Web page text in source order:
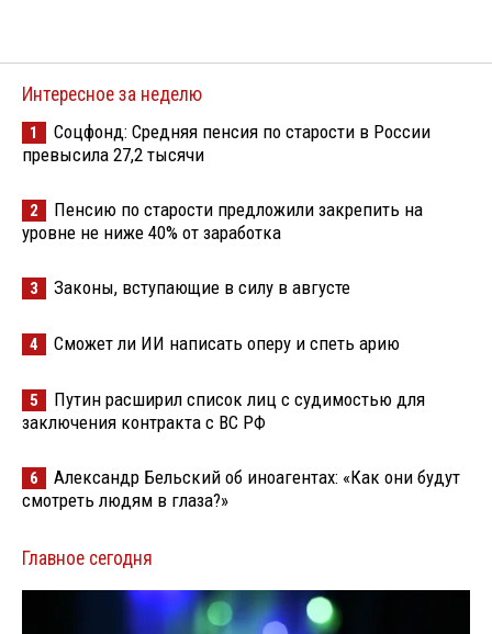
Интересное за неделю
1
Соцфонд: Средняя пенсия по старости в России
превысила 27,2 тысячи
2
Пенсию по старости предложили закрепить на
уровне не ниже 40% от заработка
3 Законы, вступающие в силу в августе
4 Сможет ли ИИ написать оперу и спеть арию
5
Путин расширил список лиц с судимостью для
заключения контракта с ВС РФ
6
Александр Бельский об иноагентах: «Как они будут
смотреть людям в глаза?»
Главное сегодня